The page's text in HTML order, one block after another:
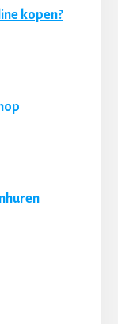
kopen?